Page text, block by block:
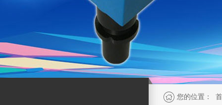
您的位置：